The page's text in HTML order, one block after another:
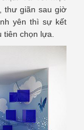
thư giãn sau giờ
yên thì sự kết
chọn lựa.